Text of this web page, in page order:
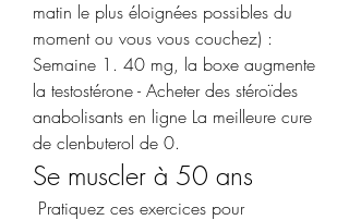
matin le plus éloignées possibles du
moment ou vous vous couchez) :
Semaine 1. 40 mg, la boxe augmente
la testostérone - Acheter des stéroïdes
anabolisants en ligne La meilleure cure
de clenbuterol de 0.
Se muscler à 50 ans